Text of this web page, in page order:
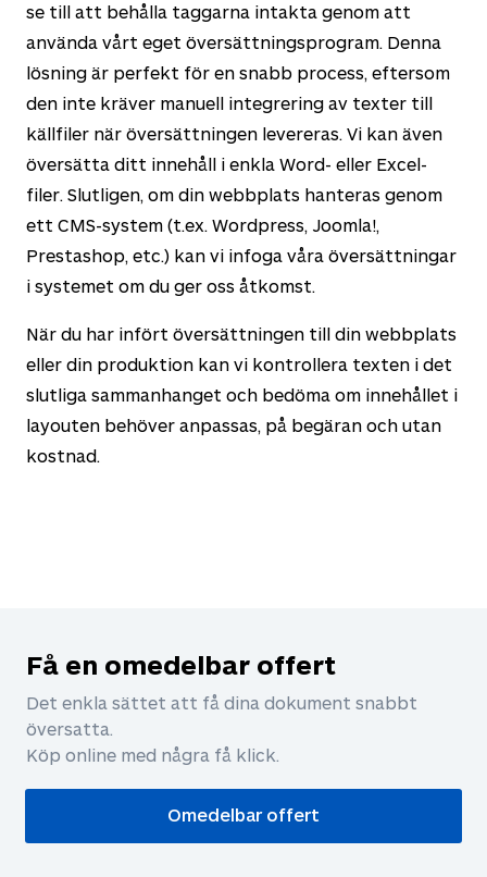
se till att behålla taggarna intakta genom att
använda vårt eget översättningsprogram. Denna
lösning är perfekt för en snabb process, eftersom
den inte kräver manuell integrering av texter till
källfiler när översättningen levereras. Vi kan även
översätta ditt innehåll i enkla Word- eller Excel-
filer. Slutligen, om din webbplats hanteras genom
ett CMS-system (t.ex. Wordpress, Joomla!,
Prestashop, etc.) kan vi infoga våra översättningar
i systemet om du ger oss åtkomst.
När du har infört översättningen till din webbplats
eller din produktion kan vi kontrollera texten i det
slutliga sammanhanget och bedöma om innehållet i
layouten behöver anpassas, på begäran och utan
kostnad.
Få en omedelbar offert
Det enkla sättet att få dina dokument snabbt
översatta.
Köp online med några få klick.
Omedelbar offert